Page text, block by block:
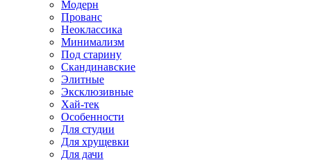
Модерн
Прованс
Неоклассика
Минимализм
Под старину
Скандинавские
Элитные
Эксклюзивные
Хай-тек
Особенности
Для студии
Для хрущевки
Для дачи